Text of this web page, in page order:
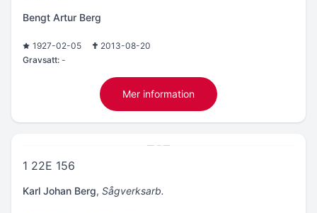
Bengt Artur Berg
1927-02-05
2013-08-20
Gravsatt: -
Mer information
1 22E 156
Karl Johan Berg, Sågverksarb.